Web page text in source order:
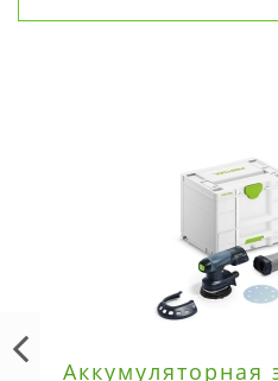
Аккумуляторная